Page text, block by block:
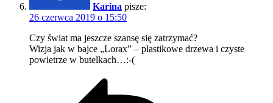
Karina pisze:
26 czerwca 2019 o 15:50
Czy świat ma jeszcze szansę się zatrzymać?
Wizja jak w bajce „Lorax” – plastikowe drzewa i czyste
powietrze w butelkach…:-(